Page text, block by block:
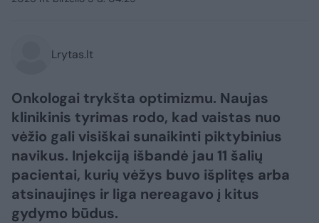
Lrytas.lt
Onkologai trykšta optimizmu. Naujas
klinikinis tyrimas rodo, kad vaistas nuo
vėžio gali visiškai sunaikinti piktybinius
navikus. Injekciją išbandė jau 11 šalių
pacientai, kurių vėžys buvo išplitęs arba
atsinaujinęs ir liga nereagavo į kitus
gydymo būdus.